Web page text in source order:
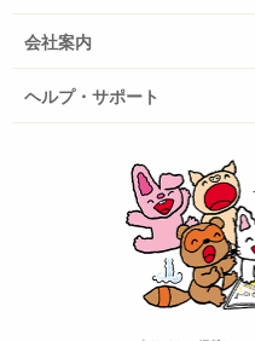
会社案内
ヘルプ・サポート